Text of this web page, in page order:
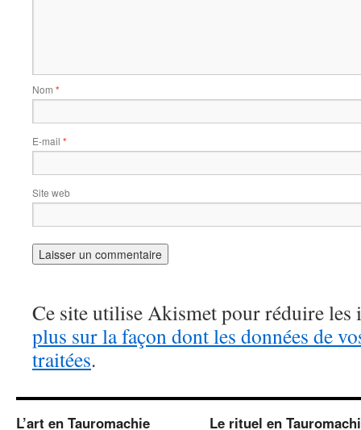
Nom *
E-mail *
Site web
Ce site utilise Akismet pour réduire les
plus sur la façon dont les données de
traitées.
L’art en Tauromachie Le rituel en